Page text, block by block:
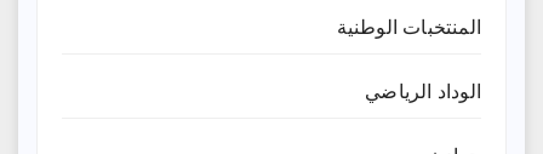
المنتخبات الوطنية
الوداد الرياضي